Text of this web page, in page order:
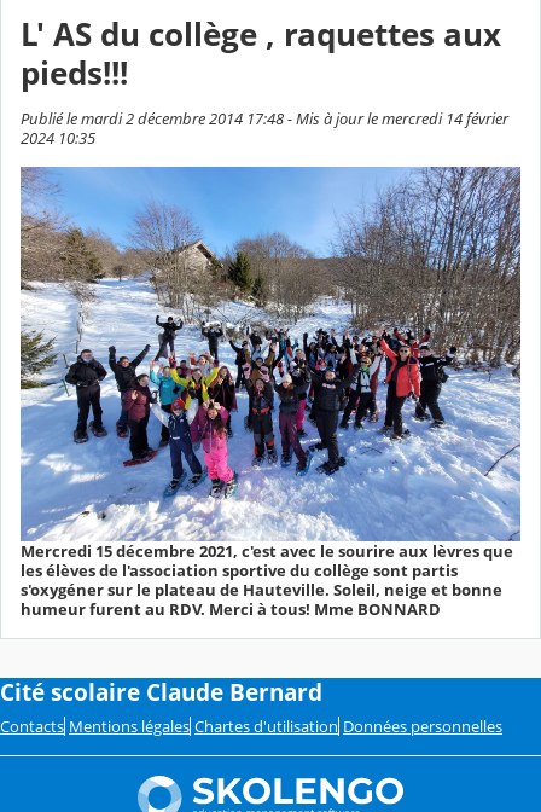
L' AS du collège , raquettes aux
pieds!!!
Publié le mardi 2 décembre 2014 17:48 - Mis à jour le mercredi 14 février
2024 10:35
Mercredi 15 décembre 2021, c'est avec le sourire aux lèvres que
les élèves de l'association sportive du collège sont partis
s'oxygéner sur le plateau de Hauteville. Soleil, neige et bonne
humeur furent au RDV. Merci à tous! Mme BONNARD
Cité scolaire Claude Bernard
Contacts Mentions légales Chartes d'utilisation Données personnelles